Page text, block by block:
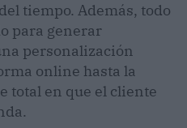
tiempo. Además, todo
para generar
personalización
online hasta la
total en que el cliente